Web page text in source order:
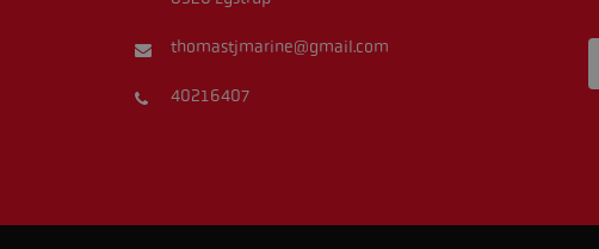
thomastjmarine@gmail.com
40216407